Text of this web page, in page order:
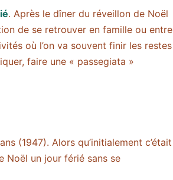
. Après le dîner du réveillon de Noël
de se retrouver en famille ou entre
où l’on va souvent finir les restes
faire une « passegiata »
(1947). Alors qu’initialement c’était
Noël un jour férié sans se